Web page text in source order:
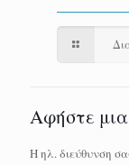
Αφήστε
Η ηλ. διεύθυνση